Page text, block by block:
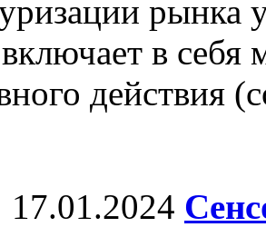
рынка
в
действия
17.01.2024